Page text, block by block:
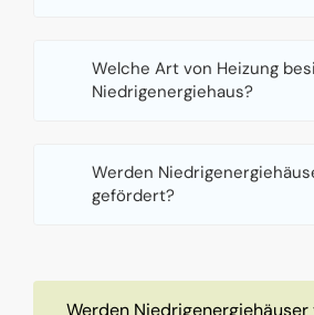
Welche Art von Heizung
Niedrigenergiehaus?
Werden
gefördert?
Werden